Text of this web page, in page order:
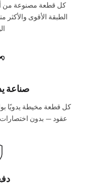
كل قطعة مصنوعة من
الطبقة الأقوى والأكثر
صناعة
كل قطعة مخيطة يدويًا
عقود — بدون